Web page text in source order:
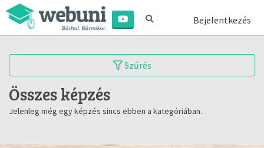
Bejelentkezés
Szűrés
Összes képzés
Jelenleg még egy képzés sincs ebben a kategóriában.